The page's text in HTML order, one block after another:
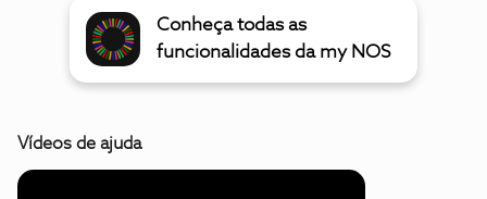
Conheça todas as
funcionalidades da my NOS
Vídeos de ajuda